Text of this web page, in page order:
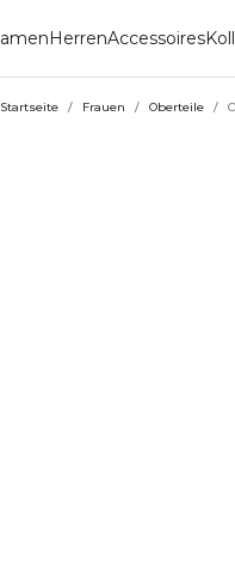
HerrenAccessoires
Startseite / Frauen / Oberteile /